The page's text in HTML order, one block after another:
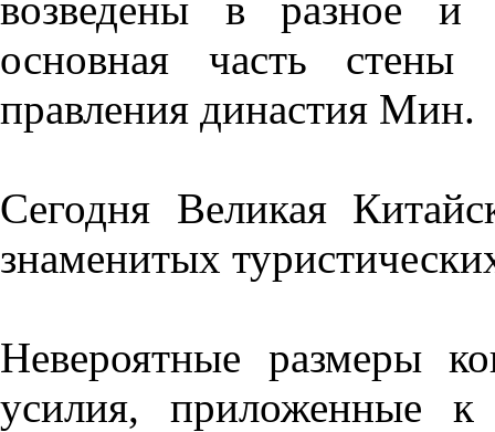
основная часть
правления династия Мин.
Сегодня Великая
знаменитых
Невероятные размеры
усилия, приложенные к